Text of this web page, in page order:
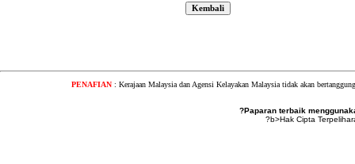
PENAFIAN : Kerajaan Malaysia dan Agensi Kelayakan Malaysia tidak akan
?Paparan terbaik
?b>Hak Cipta